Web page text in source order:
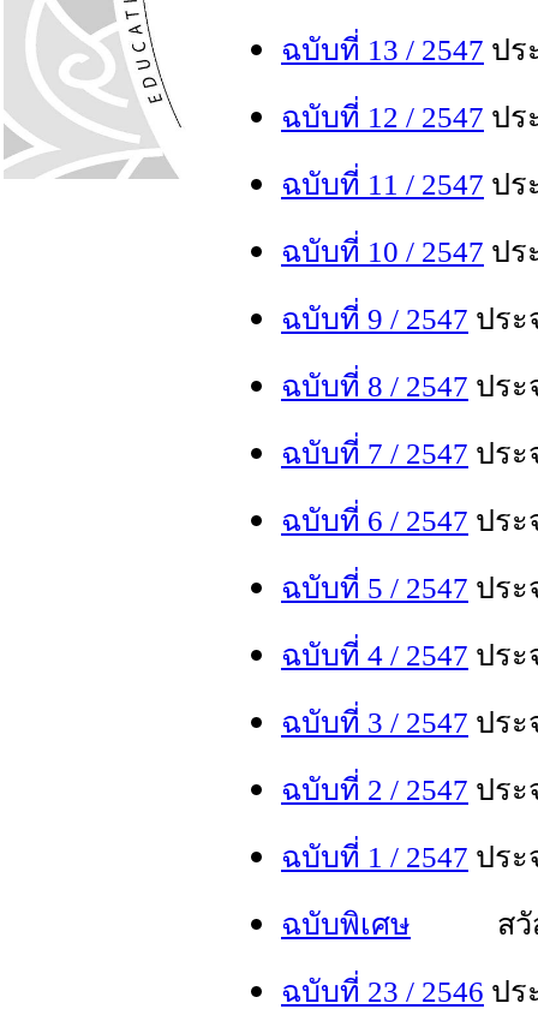
ฉบับที่ 13 / 2547 ปร
ฉบับที่ 12 / 2547 ปร
ฉบับที่ 11 / 2547 ปร
ฉบับที่ 10 / 2547 ปร
ฉบับที่ 9 / 2547 ปร
ฉบับที่ 8 / 2547 ปร
ฉบับที่ 7 / 2547 ปร
ฉบับที่ 6 / 2547 ประ
ฉบับที่ 5 / 2547 ปร
ฉบับที่ 4 / 2547 ปร
ฉบับที่ 3 / 2547 ประ
ฉบับที่ 2 / 2547 ประ
ฉบับที่ 1 / 2547 ประ
ฉบับพิเศษ
ส
ฉบับที่ 23 / 2546 ปร